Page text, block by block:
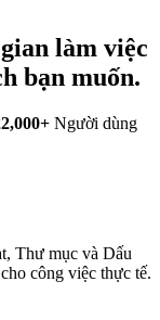
làm việc
bạn muốn.
Người dùng
Thư mục và Dấu
công việc thực tế.